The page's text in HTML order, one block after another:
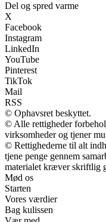
Del og spred varme
X
Facebook
Instagram
LinkedIn
YouTube
Pinterest
TikTok
Mail
RSS
© Ophavsret beskyttet.
© Alle rettigheder
virksomheder og tjener
© Rettighederne til alt
tjene penge gennem
materialet kræver skriftlig
Mød os
Starten
Vores værdier
Bag kulissen